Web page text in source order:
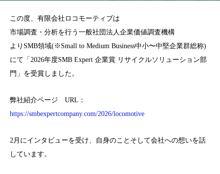
この度、有限会社ロコモーティブは
市場調査・分析を行う一般社団法人企業価値調査機構
よりSMB領域(※Small to Medium Business中小〜中堅企業群総称)
にて「2026年度SMB Expert 企業賞 リサイクルソリューション部
門」を受賞しました。
弊社紹介ページ URL：
https://smbexpertcompany.com/2026/locomotive
2月にインタビューを受け、自身のことそして会社への想いを話
しています。